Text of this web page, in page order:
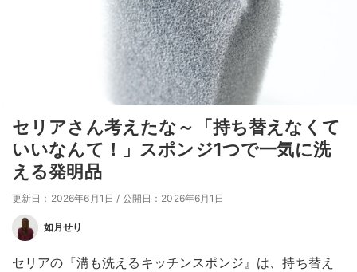
セリアさん考えたな～「持ち替えなくて
いいなんて！」スポンジ1つで一気に洗
える発明品
更新日：2026年6月1日 / 公開日：2026年6月1日
如月せり
セリアの『溝も洗えるキッチンスポンジ』は、持ち替え